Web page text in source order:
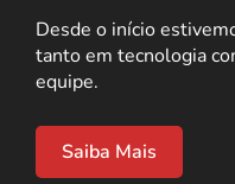
Desde o início
tanto em tecnologia
equipe.
Saiba Mais